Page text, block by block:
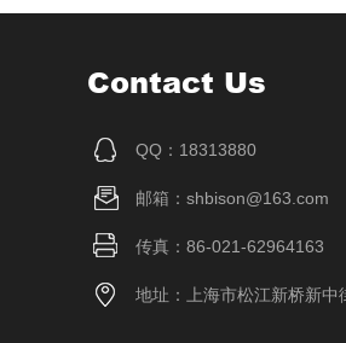
Contact Us
QQ：18313880
邮箱：shbison@163.com
传真：86-021-62964163
地址：上海市松江新桥新中